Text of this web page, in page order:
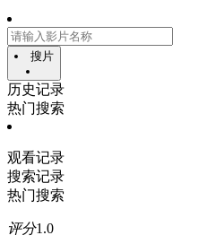
搜片
历史记录
热门搜索
观看记录
搜索记录
热门搜索
评分1.0